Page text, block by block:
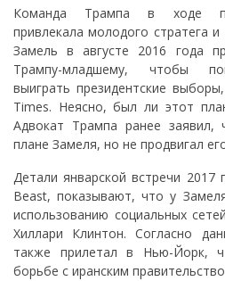
Команда Трампа в ходе
привлекала молодого стратега
Замель в августе 2016 года
Трампу-младшему, чтобы
выиграть президентские
Times. Неясно, был ли этот
Адвокат Трампа ранее
плане Замеля, но не продвигал
Детали январской встречи 2017
Beast, показывают, что у
использованию социальных
Хиллари Клинтон. Согласно
также прилетал в Нью-Йорк,
борьбе с иранским